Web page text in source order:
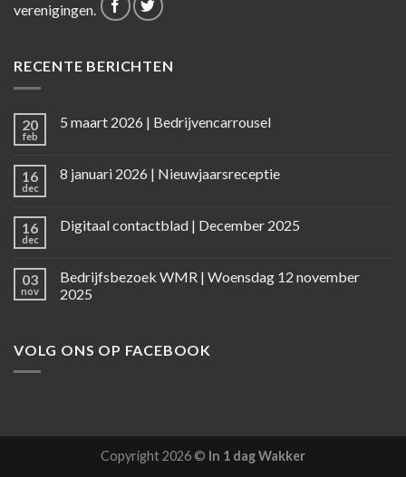
verenigingen.
RECENTE BERICHTEN
20
feb
5 maart 2026 | Bedrijvencarrousel
16
dec
8 januari 2026 | Nieuwjaarsreceptie
16
dec
Digitaal contactblad | December 2025
03
nov
Bedrijfsbezoek WMR | Woensdag 12 november
2025
VOLG ONS OP FACEBOOK
Copyright 2026 © In 1 dag Wakker